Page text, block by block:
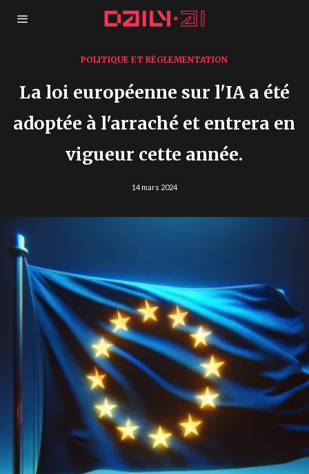
POLITIQUE ET RÉGLEMENTATION
La loi européenne sur l'IA a été
adoptée à l'arraché et entrera en
vigueur cette année.
14 mars 2024